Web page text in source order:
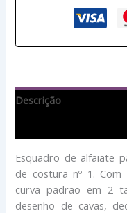
Descrição
Esquadro de alfaiate
de costura nº 1.
curva padrão em 2
desenho de cavas,